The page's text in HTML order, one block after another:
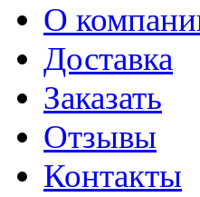
О
Доставка
Заказать
Отзывы
Контакты